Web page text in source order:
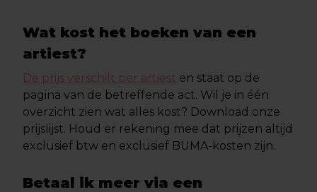
Wat kost het boeken van een
artiest?
De prijs verschilt per artiest en staat op de
pagina van de betreffende act. Wil je in één
overzicht zien wat alles kost? Download onze
prijslijst. Houd er rekening mee dat prijzen altijd
exclusief btw en exclusief BUMA-kosten zijn.
Betaal ik meer via een